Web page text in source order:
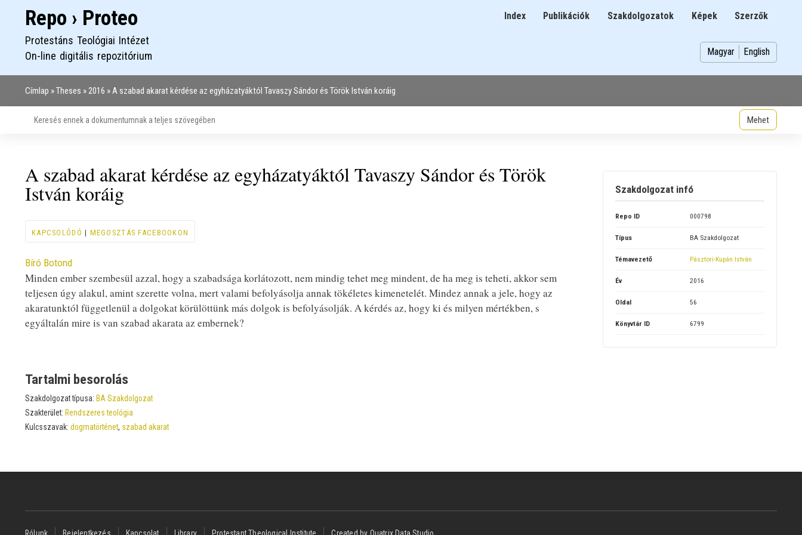
MainIndex Publikációk Szakdolgozatok Képek Szerzők
Repo › Proteo
Protestáns Teológiai Intézet
On-line digitális repozitórium
Magyar English
Címlap Theses 2016 A szabad akarat kérdése az egyházatyáktól Tavaszy Sándor és Török István koráig
A szabad akarat kérdése az egyházatyáktól Tavaszy Sándor és Török
István koráig
KAPCSOLÓDÓ | MEGOSZTÁS FACEBOOKON
Contributor
Bíró Botond
Minden ember szembesül azzal, hogy a szabadsága korlátozott, nem mindig tehet meg mindent, de ha meg is teheti, akkor sem
teljesen úgy alakul, amint szerette volna, mert valami befolyásolja annak tökéletes kimenetelét. Mindez annak a jele, hogy az
akaratunktól függetlenül a dolgokat körülöttünk más dolgok is befolyásolják. A kérdés az, hogy ki és milyen mértékben, s
egyáltalán mire is van szabad akarata az embernek?
Tartalmi besorolás
Szakdolgozat típusa: BA Szakdolgozat
Szakterület: Rendszeres teológia
Kulcsszavak: dogmatörténet, szabad akarat
Szakdolgozat infó
Repo ID 000798
Típus BA Szakdolgozat
Témavezető Pásztori-Kupán István
Év 2016
Oldal 56
Könyvtár ID 6799
Footer
Rólunk Bejelentkezés Kapcsolat Library Protestant Theological Institute Created by Quatrix Data Studio